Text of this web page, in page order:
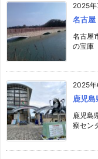
2025年
名古屋
名古屋
の宝庫
2025年
鹿児島
鹿児島
察セン